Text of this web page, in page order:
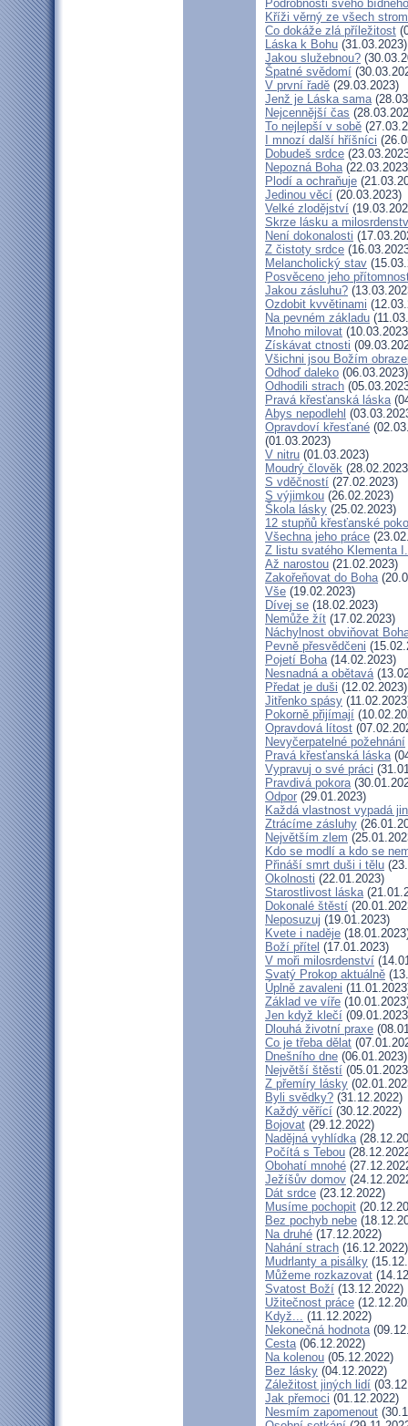
Podrobnosti svého
Kříži věrný ze všech
Co dokáže zlá příležitost
Láska k Bohu (31.03.2023)
Jakou služebnou?
Špatné svědomí
V první řadě (29.03.2023)
Jenž je Láska sama
Nejcennější čas
To nejlepší v sobě
I mnozí další hříšníci
Dobudeš srdce
Nepozná Boha
Plodí a ochraňuje
Jedinou věcí (20.03.2023)
Velké zlodějství
Skrze lásku a
Není dokonalosti
Z čistoty srdce
Melancholický stav
Posvěceno jeho
Jakou zásluhu?
Ozdobit kvvětinami
Na pevném základu
Mnoho milovat
Získávat ctnosti
Všichni jsou Božím
Odhoď daleko (06.03.2023)
Odhodili strach
Pravá křesťanská láska
Abys nepodlehl
Opravdoví křesťané
(01.03.2023)
V nitru (01.03.2023)
Moudrý člověk
S vděčností (27.02.2023)
S výjimkou (26.02.2023)
Škola lásky (25.02.2023)
12 stupňů křesťanské
Všechna jeho práce
Z listu svatého Klementa I.
Až narostou (21.02.2023)
Zakořeňovat do Boha
Vše (19.02.2023)
Dívej se (18.02.2023)
Nemůže žít (17.02.2023)
Náchylnost obviňovat
Pevně přesvědčeni
Pojetí Boha(14.02.2023)
Nesnadná a obětavá
Předat je duši (12.02.2023)
Jitřenko spásy
Pokorně přijímají
Opravdová lítost
Nevyčerpatelné požehnání
Pravá křesťanská láska
Vypravuj o své práci
Pravdivá pokora
Odpor (29.01.2023)
Každá vlastnost vypadá
Ztrácíme zásluhy
Největším zlem
Kdo se modlí a kdo se
Přináší smrt duši i tělu
Okolnosti (22.01.2023)
Starostlivost láska
Dokonalé štěstí
Neposuzuj (19.01.2023)
Kvete i naděje
Boží přítel (17.01.2023)
V moři milosrdenství
Svatý Prokop aktuálně
Úplně zavaleni
Základ ve víře
Jen když klečí
Dlouhá životní praxe
Co je třeba dělat
Dnešního dne (06.01.2023)
Největší štěstí
Z přemíry lásky
Byli svědky? (31.12.2022)
Každý věřící (30.12.2022)
Bojovat (29.12.2022)
Nadějná vyhlídka
Počítá s Tebou
Obohatí mnohé
Ježíšův domov
Dát srdce (23.12.2022)
Musíme pochopit
Bez pochyb nebe
Na druhé (17.12.2022)
Nahání strach (16.12.2022)
Mudrlanty a pisálky
Můžeme rozkazovat
Svatost Boží (13.12.2022)
Užitečnost práce
Když... (11.12.2022)
Nekonečná hodnota
Cesta(06.12.2022)
Na kolenou (05.12.2022)
Bez lásky (04.12.2022)
Záležitost jiných lidí
Jak přemoci (01.12.2022)
Nesmím zapomenout